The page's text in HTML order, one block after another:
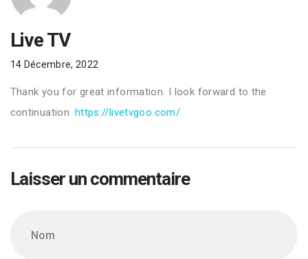
Live TV
14 Décembre, 2022
Thank you for great information. I look forward to the
continuation. https://livetvgoo.com/
Laisser un commentaire